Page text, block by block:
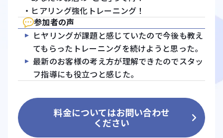
・ヒアリング強化トレーニング！
参加者の声
ヒヤリングが課題と感じていたので今後も教え
てもらったトレーニングを続けようと思った。
最新のお客様の考え方が理解できたのでスタッ
フ指導にも役立つと感じた。
料金についてはお問い合わせ
ください